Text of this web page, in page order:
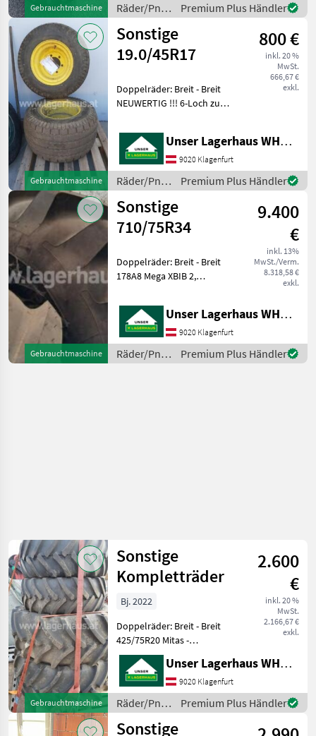
Gebrauchtmaschine
Räder/Pneu/Felgen
/ Sonstige
Premium Plus Händler
Gebrauchtmaschine
Sonstige
19.0/45R17
800 €
inkl. 20 %
MwSt.
666,67 €
exkl.
Doppelräder: Breit - Breit
NEUWERTIG !!! 6-Loch zu
sich bitte vor Fahrt-Antritt
telefonisch, ob die von
Ihnen angefragte Maschine
aktuel
Unser Lagerhaus WHG, Kärnten, Klagenfurt
9020 Klagenfurt
Räder/Pneu/Felgen
/ Sonstige
Premium Plus Händler
Gebrauchtmaschine
Sonstige
710/75R34
9.400
€
inkl. 13%
MwSt./Verm.
8.318,58 €
exkl.
Doppelräder: Breit - Breit
178A8 Mega XBIB 2,
sich bitte vor Fahrt-Antritt
telefonisch, ob die von
Ihnen angefragte Maschine
aktuell bei
Unser Lagerhaus WHG, Kärnten, Klagenfurt
9020 Klagenfurt
Räder/Pneu/Felgen
/ Sonstige
Premium Plus Händler
Gebrauchtmaschine
Sonstige
Kompletträder
2.600
€
inkl. 20 %
MwSt.
2.166,67 €
exkl.
Bj. 2022
Doppelräder: Breit - Breit
425/75R20 Mitas -
NEUWERTIG Informieren Sie
sich bitte vor Fahrt-Antritt
telefonisch, ob die von
Ihnen angefragte Maschine
aktuell bei u
Unser Lagerhaus WHG, Kärnten, Klagenfurt
9020 Klagenfurt
Räder/Pneu/Felgen
/ Sonstige
Premium Plus Händler
Sonstige